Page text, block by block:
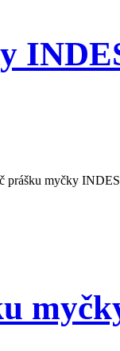
prášku myčky